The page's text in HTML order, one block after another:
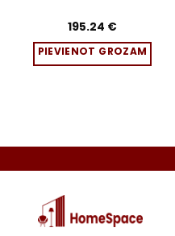
195.24 €
PIEVIENOT GROZAM